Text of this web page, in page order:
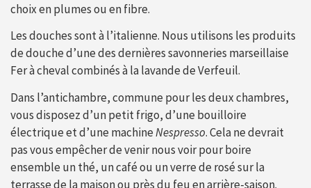
choix en plumes ou en fibre.
Les douches sont à l’italienne. Nous utilisons les produits
de douche d’une des dernières savonneries marseillaise
Fer à cheval combinés à la lavande de Verfeuil.
Dans l’antichambre, commune pour les deux chambres,
vous disposez d’un petit frigo, d’une bouilloire
électrique et d’une machineNespresso. Cela ne devrait
pas vous empêcher de venir nous voir pour boire
ensemble un thé, un café ou un verre de rosé sur la
terrasse de la maison ou près du feu en arrière-saison.